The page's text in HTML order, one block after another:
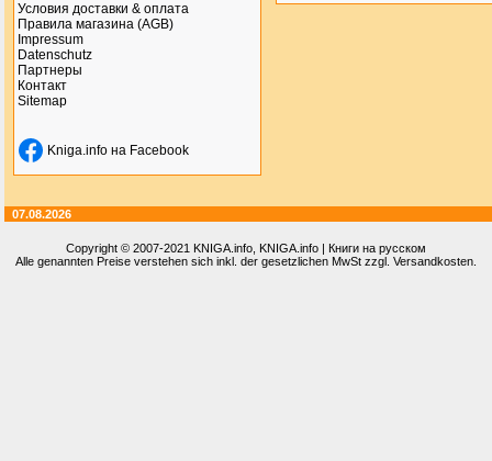
Условия доставки & оплата
Правила магазина (AGB)
Impressum
Datenschutz
Партнеры
Контакт
Sitemap
Kniga.info на Facebook
07.08.2026
Copyright © 2007-2021 KNIGA.info , KNIGA.info | Книги на русском
Alle genannten Preise verstehen sich inkl. der gesetzlichen MwSt zzgl. Versandkosten.